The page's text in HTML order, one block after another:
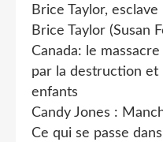
Brice Taylor,
Brice Taylor (Susan
Canada: le
par la destruction
enfants
Candy Jones :
Ce qui se passe